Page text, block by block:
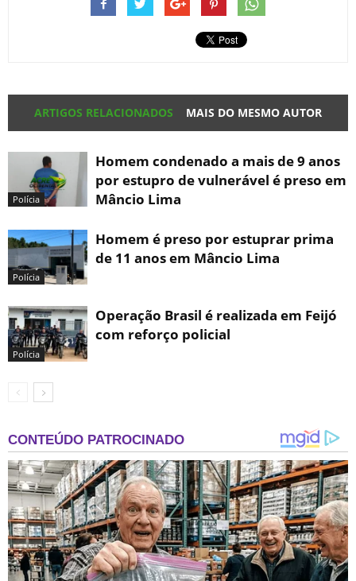
ARTIGOS RELACIONADOS MAIS DO MESMO AUTOR
Polícia
Homem condenado a mais de 9 anos
por estupro de vulnerável é preso em
Mâncio Lima
Polícia
Homem é preso por estuprar prima
de 11 anos em Mâncio Lima
Polícia
Operação Brasil é realizada em Feijó
com reforço policial